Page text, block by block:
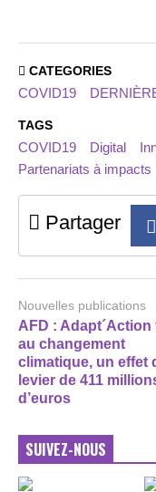
CATEGORIES
COVID19
TAGS
COVID19 Digital
Partenariats à impacts
Partager
Nouvelles publications
AFD : Adapt´Action
au changement
climatique, un effet
levier de 411
d’euros
SUIVEZ-NOUS